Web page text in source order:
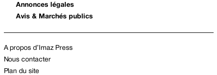
Annonces légales
Avis & Marchés publics
A propos d’Imaz Press
Nous contacter
Plan du site